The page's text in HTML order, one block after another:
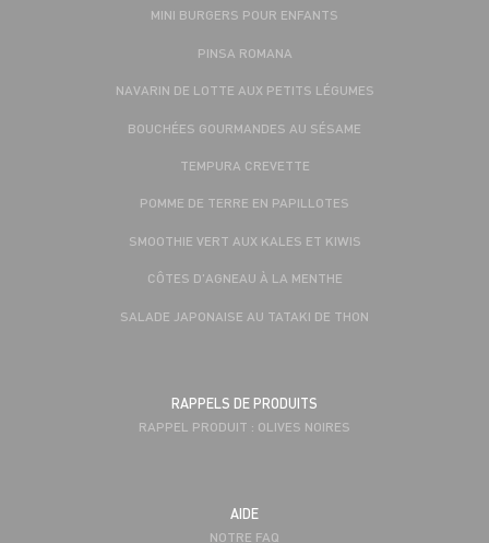
MINI BURGERS POUR ENFANTS
PINSA ROMANA
NAVARIN DE LOTTE AUX PETITS LÉGUMES
BOUCHÉES GOURMANDES AU SÉSAME
TEMPURA CREVETTE
POMME DE TERRE EN PAPILLOTES
SMOOTHIE VERT AUX KALES ET KIWIS
CÔTES D'AGNEAU À LA MENTHE
SALADE JAPONAISE AU TATAKI DE THON
RAPPELS DE PRODUITS
RAPPEL PRODUIT : OLIVES NOIRES
AIDE
NOTRE FAQ